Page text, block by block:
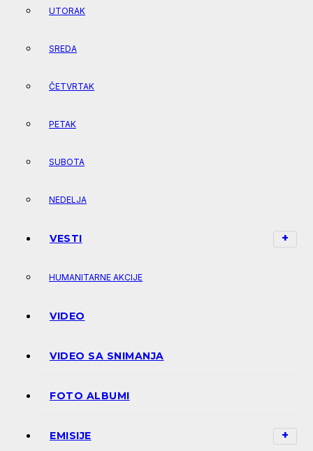
UTORAK
SREDA
ČETVRTAK
PETAK
SUBOTA
NEDELJA
VESTI
HUMANITARNE AKCIJE
VIDEO
VIDEO SA SNIMANJA
FOTO ALBUMI
EMISIJE